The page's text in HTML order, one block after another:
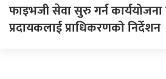
फाइभजी सेवा सुरु गर्न
प्रदायकलाई प्राधिकरणको निर्देशन